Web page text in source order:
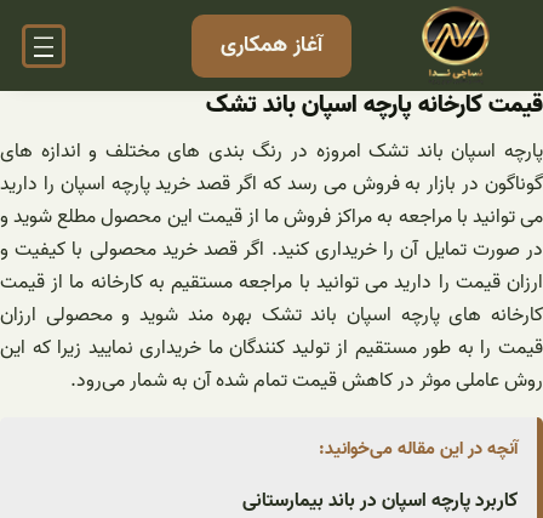
آغاز همکاری
قیمت کارخانه پارچه اسپان باند تشک
پارچه اسپان باند تشک امروزه در رنگ بندی های مختلف و اندازه های
گوناگون در بازار به فروش می رسد که اگر قصد خرید پارچه اسپان را دارید
می توانید با مراجعه به مراکز فروش ما از قیمت این محصول مطلع شوید و
در صورت تمایل آن را خریداری کنید‌. اگر قصد خرید محصولی با کیفیت و
ارزان قیمت را دارید می توانید با مراجعه مستقیم به کارخانه ما از قیمت
کارخانه های پارچه اسپان باند تشک بهره مند شوید و محصولی ارزان
قیمت را به طور مستقیم از تولید کنندگان ما خریداری نمایید زیرا که این
روش عاملی موثر در کاهش قیمت تمام شده آن به شمار می‌رود.
آنچه در این مقاله می‌خوانید:
کاربرد پارچه اسپان در باند بیمارستانی